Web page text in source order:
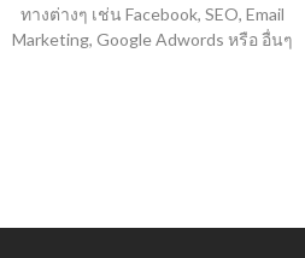
ทางต่างๆ เช่น Facebook, SEO, Email
Marketing, Google Adwords หรือ อื่นๆ